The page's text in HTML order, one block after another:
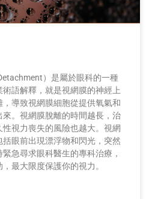
）是屬於眼科的一種
語解釋，就是視網膜的神經上
導致視網膜細胞從提供氧氣和
。視網膜脫離的時間越長，治
視力喪失的風險也越大。視網
眼前出現漂浮物和閃光，突然
急尋求眼科醫生的專科治療，
最大限度保護你的視力。